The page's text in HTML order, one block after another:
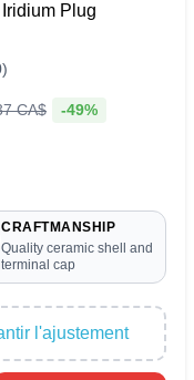
Plug
CA$ -49%
CRAFTMANSHIP
Quality ceramic shell and
terminal cap
l'ajustement